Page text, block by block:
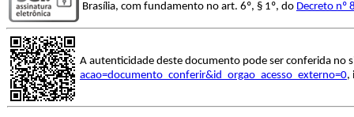
Brasília, com fundamento no art. 6º, § 1º, do Decreto nº
A autenticidade deste documento pode ser conferida no
acao=documento_conferir&id_orgao_acesso_externo=0,